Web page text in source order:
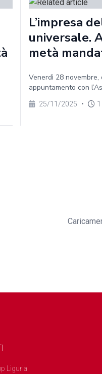
L’impresa
universale.
metà
Venerdì 28
appuntamento con
25/11/2025 •
Liguria